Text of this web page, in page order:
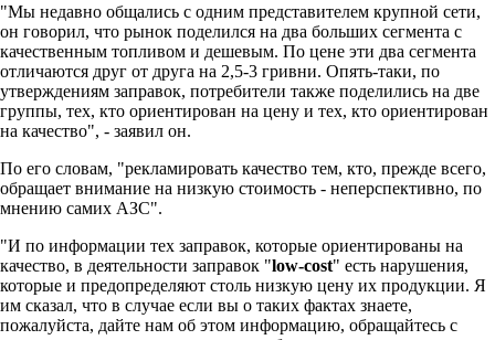
"Мы недавно общались с одним представителем крупной сети,
он говорил, что рынок поделился на два больших сегмента с
качественным топливом и дешевым. По цене эти два сегмента
отличаются друг от друга на 2,5-3 гривни. Опять-таки, по
утверждениям заправок, потребители также поделились на две
группы, тех, кто ориентирован на цену и тех, кто ориентирован
на качество", - заявил он.
По его словам, "рекламировать качество тем, кто, прежде всего,
обращает внимание на низкую стоимость - неперспективно, по
мнению самих АЗС".
"И по информации тех заправок, которые ориентированы на
качество, в деятельности заправок "low-cost" есть нарушения,
которые и предопределяют столь низкую цену их продукции. Я
им сказал, что в случае если вы о таких фактах знаете,
пожалуйста, дайте нам об этом информацию, обращайтесь с